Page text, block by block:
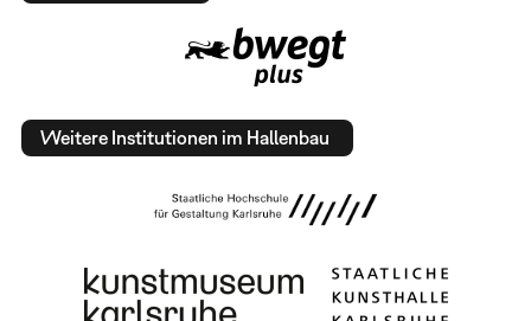
Weitere Institutionen im Hallenbau